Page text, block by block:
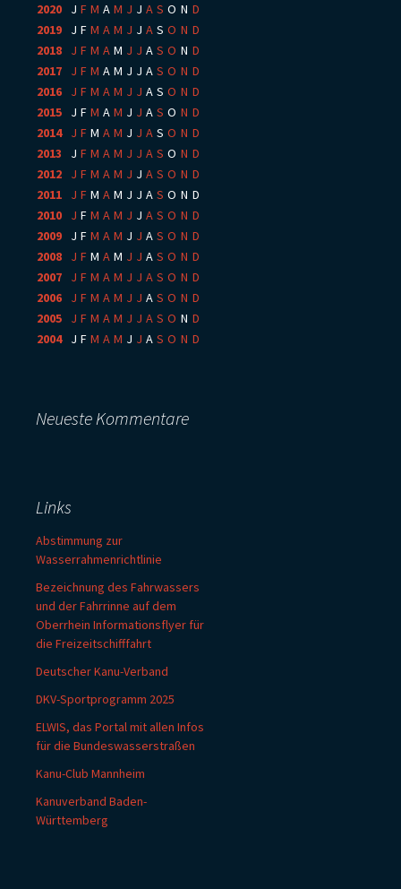
2020
J F M A M J J A S O N D
2019
J F M A M J J A S O N D
2018
J F M A M J J A S O N D
2017
J F M A M J J A S O N D
2016
J F M A M J J A S O N D
2015
J F M A M J J A S O N D
2014: J F M A M J J A S O N D
2013
J F M A M J J A S O N D
2012
J F M A M J J A S O N D
2011
J F M A M J J A S O N D
2010
J F M A M J J A S O N D
2009
J F M A M J J A S O N D
2008
J F M A M J J A S O N D
2007
J F M A M J J A S O N D
2006
J F M A M J J A S O N D
2005
J F M A M J J A S O N D
2004: J F M A M J J A S O N D
Neueste Kommentare
Links
Abstimmung zur
Wasserrahmenrichtlinie
Bezeichnung des Fahrwassers
und der Fahrrinne auf dem
Oberrhein Informationsflyer für
die Freizeitschifffahrt
Deutscher Kanu-Verband
DKV-Sportprogramm 2025
ELWIS, das Portal mit allen Infos
für die Bundeswasserstraßen
Kanu-Club Mannheim
Kanuverband Baden-
Württemberg